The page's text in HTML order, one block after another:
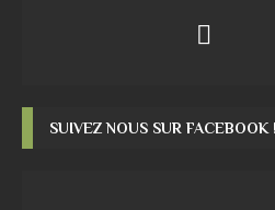
SUIVEZ NOUS SUR FACEBOOK !